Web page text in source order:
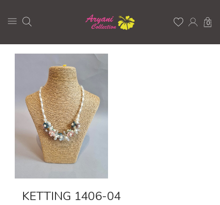
0
KETTING 1406-04